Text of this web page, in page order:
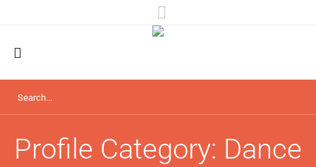
Profile Category: Dance